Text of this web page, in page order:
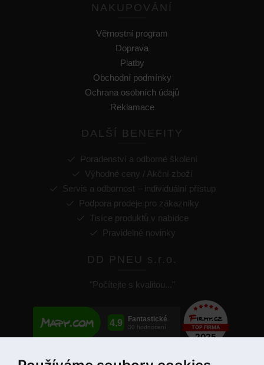
NAKUPOVÁNÍ
Věrnostní program
Doprava
Platby
Obchodní podmínky
Ochrana osobních údajů
Reklamace
DALŠÍ BENEFITY
Poradenství a odborné školení
Výhodné ceny / Akční zboží
Servis a odbornost – individuální přístup
Podpora prodeje pro zákazníky
Tisíce produktů v nabídce
Pravidelné novinky
DD PNEU s.r.o.
"Počítejte s kvalitou..."